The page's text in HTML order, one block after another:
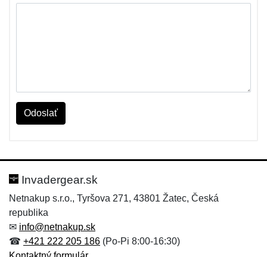
Odoslať
Invadergear.sk
Netnakup s.r.o., Tyršova 271, 43801 Žatec, Česká
republika
✉ info@netnakup.sk
☎ +421 222 205 186 (Po-Pi 8:00-16:30)